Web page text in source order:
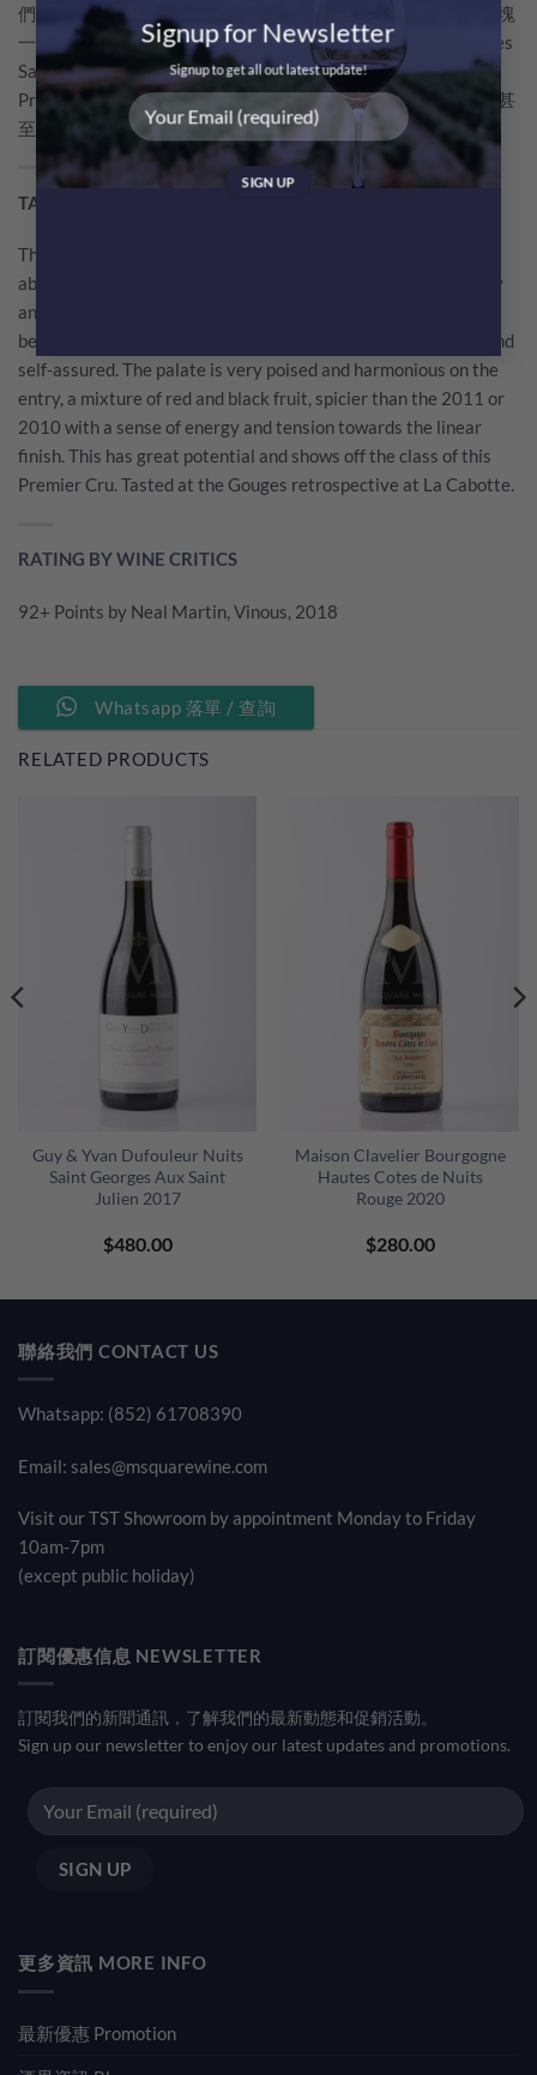
Signup for Newsletter
Signup to get all out latest update!
們成為了Nuits-Saint-Georges風土的「活字典」。酒莊手握7塊
一級園，幾乎涵蓋了該村最好的地塊，其中尤為著名的包括Les
Saints-Georges、Clos des Porrets-St-Georges以及Les
Pruliers。此外，酒莊的葡萄藤平均樹齡高達50年，部分老藤甚
至超過90年，低產且果實風味極度濃縮。
TASTING NOTE BY WINE CRITICS
The 2012 Nuits Saint-Georges Les Pruliers 1er Cru has an
absolutely charming bouquet with pure red cherry, strawberry
and cranberry scents, and an underlying mineral note that
becomes more prominent with aeration. It just feels refined and
self-assured. The palate is very poised and harmonious on the
entry, a mixture of red and black fruit, spicier than the 2011 or
2010 with a sense of energy and tension towards the linear
finish. This has great potential and shows off the class of this
Premier Cru. Tasted at the Gouges retrospective at La Cabotte.
RATING BY WINE CRITICS
92+ Points by Neal Martin, Vinous, 2018
Whatsapp 落單 / 查詢
RELATED PRODUCTS
Guy & Yvan Dufouleur Nuits
Saint Georges Aux Saint
Julien 2017
$480.00
Maison Clavelier Bourgogne
Hautes Cotes de Nuits
Rouge 2020
$280.00
聯絡我們 CONTACT US
Whatsapp: (852) 61708390
Email: sales@msquarewine.com
Visit our TST Showroom by appointment Monday to Friday
10am-7pm
(except public holiday)
訂閱優惠信息 NEWSLETTER
訂閱我們的新聞通訊，了解我們的最新動態和促銷活動。
Sign up our newsletter to enjoy our latest updates and promotions.
更多資訊 MORE INFO
最新優惠 Promotion